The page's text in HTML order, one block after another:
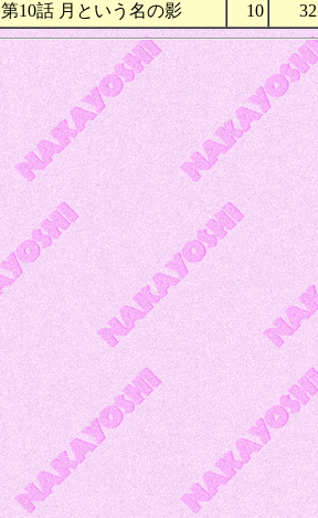
第10話 月という名の影 10 32